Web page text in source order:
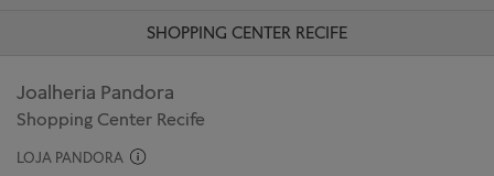
Anéis
Colares
Brincos
SHOPPING CENTER RECIFE
Joalheria Pandora
Shopping Center Recife
LOJA PANDORA